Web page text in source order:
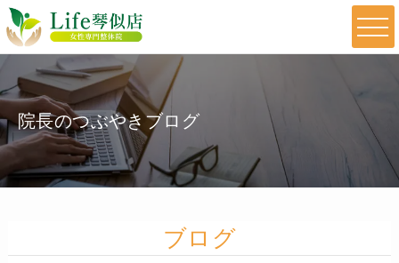
院長のつぶやきブログ
ブログ